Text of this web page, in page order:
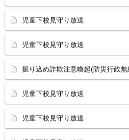
児童下校見守り放送
児童下校見守り放送
振り込め詐欺注意喚起(防災行政
児童下校見守り放送
児童下校見守り放送